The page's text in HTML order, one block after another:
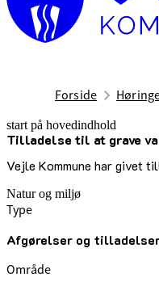
Forside
start på hovedindhold
Tilladelse til at grave
Vejle Kommune har givet
senest opdateret 17.
Natur og miljø
Type
Afgørelser og
Område